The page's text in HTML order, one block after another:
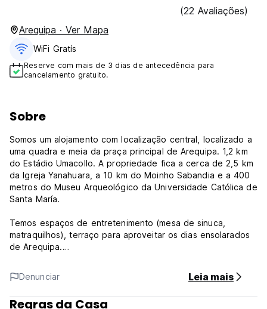
(22 Avaliações)
Arequipa · Ver Mapa
WiFi Gratís
Reserve com mais de 3 dias de antecedência para
cancelamento gratuito.
Sobre
Somos um alojamento com localização central, localizado a
uma quadra e meia da praça principal de Arequipa. 1,2 km
do Estádio Umacollo. A propriedade fica a cerca de 2,5 km
da Igreja Yanahuara, a 10 km do Moinho Sabandia e a 400
metros do Museu Arqueológico da Universidade Católica de
Santa María.
Temos espaços de entretenimento (mesa de sinuca,
matraquilhos), terraço para aproveitar os dias ensolarados
de Arequipa.
Os quartos têm um pátio, são espaçosos e temos uma
cozinha.
Política e Condições do Pusary Hostel:
Denunciar Leia mais
Regras da Casa